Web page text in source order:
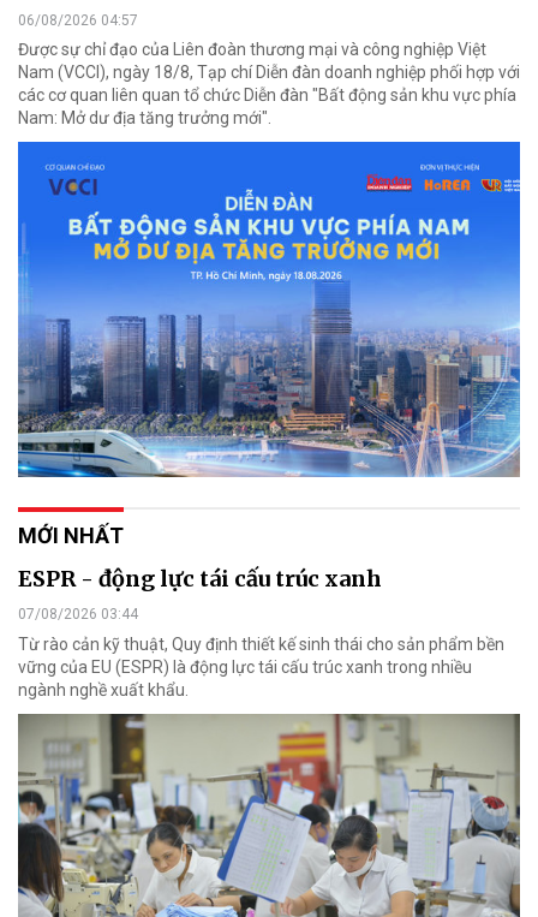
06/08/2026 04:57
Được sự chỉ đạo của Liên đoàn thương mại và công nghiệp Việt
Nam (VCCI), ngày 18/8, Tạp chí Diễn đàn doanh nghiệp phối hợp với
các cơ quan liên quan tổ chức Diễn đàn "Bất động sản khu vực phía
Nam: Mở dư địa tăng trưởng mới".
MỚI NHẤT
ESPR - động lực tái cấu trúc xanh
07/08/2026 03:44
Từ rào cản kỹ thuật, Quy định thiết kế sinh thái cho sản phẩm bền
vững của EU (ESPR) là động lực tái cấu trúc xanh trong nhiều
ngành nghề xuất khẩu.